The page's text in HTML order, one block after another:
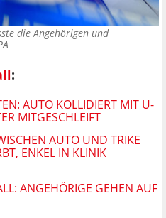
die Angehörigen und
:
AUTO KOLLIDIERT MIT U-
MITGESCHLEIFT
AUTO UND TRIKE
ENKEL IN KLINIK
ANGEHÖRIGE GEHEN AUF